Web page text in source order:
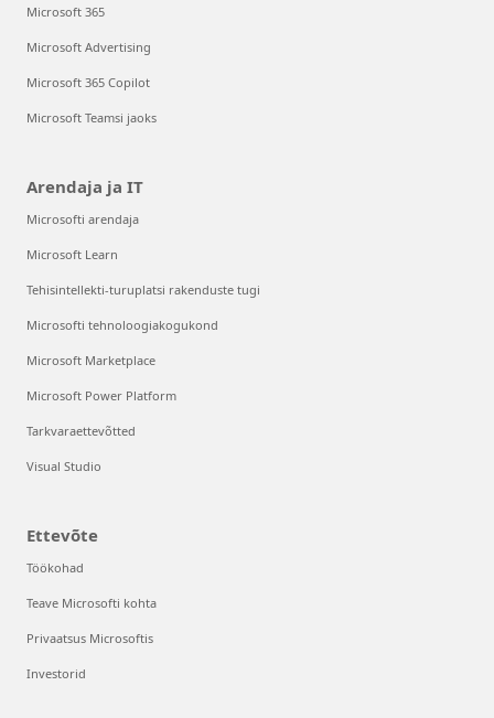
Microsoft 365
Microsoft Advertising
Microsoft 365 Copilot
Microsoft Teamsi jaoks
Arendaja ja IT
Microsofti arendaja
Microsoft Learn
Tehisintellekti-turuplatsi rakenduste tugi
Microsofti tehnoloogiakogukond
Microsoft Marketplace
Microsoft Power Platform
Tarkvaraettevõtted
Visual Studio
Ettevõte
Töökohad
Teave Microsofti kohta
Privaatsus Microsoftis
Investorid